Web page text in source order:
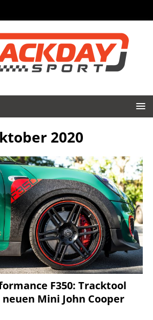
2020
F350: Tracktool
Mini John Cooper